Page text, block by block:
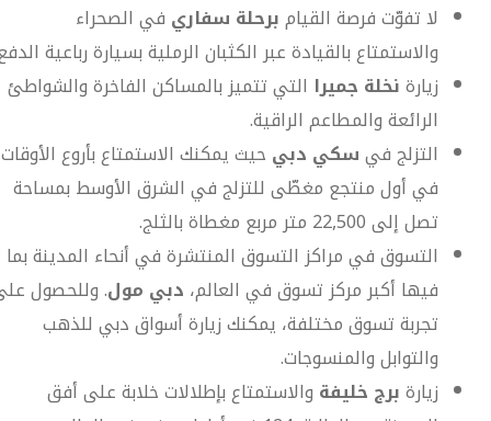
لا تفوّت فرصة القيامبرحلة سفاري في الصحراء
والاستمتاع بالقيادة عبر الكثبان الرملية بسيارة رباعية
زيارةنخلة جميرا التي تتميز بالمساكن الفاخرة والشواطئ
الرائعة والمطاعم الراقية.
التزلج فيسكي دبي حيث يمكنك الاستمتاع بأروع الأوقات
في أول منتجع مغطّى للتزلج في الشرق الأوسط بمساحة
تصل إلى 22,500 متر مربع مغطاة بالثلج.
التسوق في مراكز التسوق المنتشرة في أنحاء المدينة بما
فيها أكبر مركز تسوق في العالم، دبي مول. وللحصول
تجربة تسوق مختلفة، يمكنك زيارة أسواق دبي للذهب
والتوابل والمنسوجات.
زيارةبرج خليفة والاستمتاع بإطلالات خلابة على أفق